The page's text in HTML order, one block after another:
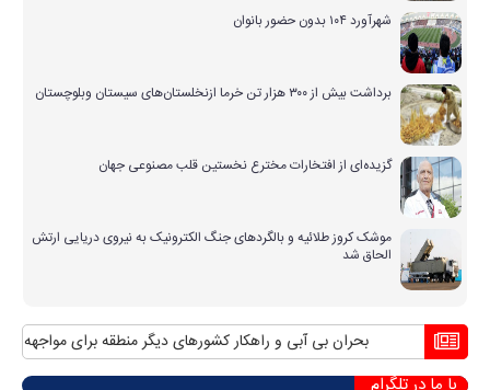
شهرآورد ۱۰۴ بدون حضور بانوان
برداشت بیش از ۳۰۰ هزار تن خرما ازنخلستان‌های سیستان وبلوچستان
گزیده‌ای از افتخارات مخترع نخستین قلب مصنوعی جهان
موشک کروز طلائیه و بالگردهای جنگ الکترونیک به نیروی دریایی ارتش
الحاق شد
بحران بی آبی و راهکار کشورهای دیگر منطقه برای مواجهه با آن